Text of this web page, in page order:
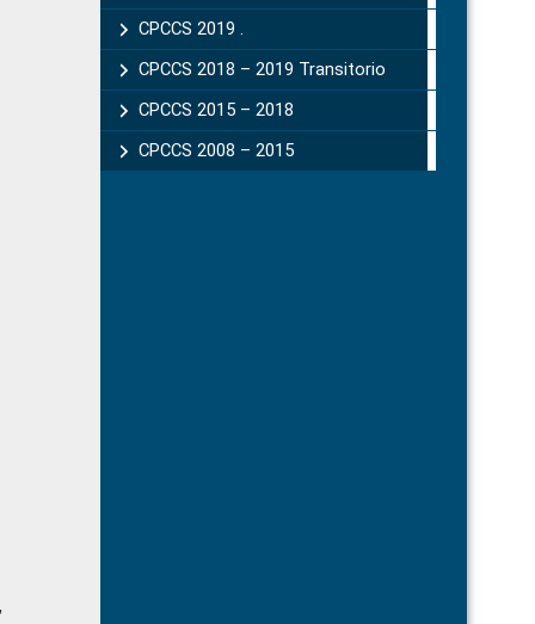
CPCCS 2019 .
CPCCS 2018 – 2019 Transitorio
CPCCS 2015 – 2018
CPCCS 2008 – 2015